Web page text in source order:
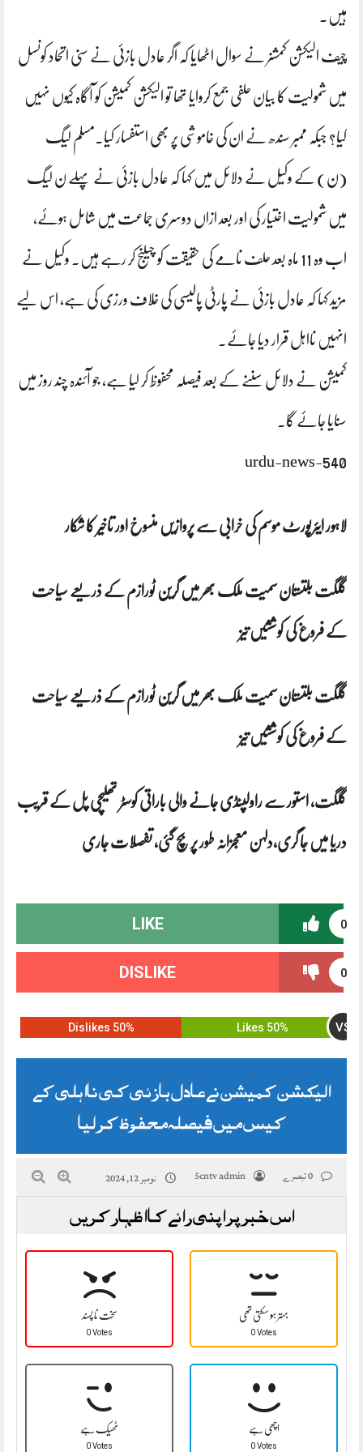
ہیں۔
چیف الیکشن کمشنر نے سوال اٹھایا کہ اگر عادل بازئی نے سنی اتحاد کونسل
میں شمولیت کا بیان حلفی جمع کروایا تھا تو الیکشن کمیشن کو آگاہ کیوں نہیں
کیا؟ جبکہ ممبر سندھ نے ان کی خاموشی پر بھی استفسار کیا۔مسلم لیگ
(ن) کے وکیل نے دلائل میں کہا کہ عادل بازئی نے پہلے ن لیگ
میں شمولیت اختیار کی اور بعد ازاں دوسری جماعت میں شامل ہوئے،
اب وہ 11 ماہ بعد حلف نامے کی حقیقت کو چیلنج کر رہے ہیں۔ وکیل نے
مزید کہا کہ عادل بازئی نے پارٹی پالیسی کی خلاف ورزی کی ہے، اس لیے
انہیں نااہل قرار دیا جائے۔
کمیشن نے دلائل سننے کے بعد فیصلہ محفوظ کر لیا ہے، جو آئندہ چند روز میں
سنایا جائے گا۔
urdu-news-540
لاہور ایئرپورٹ موسم کی خرابی سے پروازیں منسوخ اور تاخیر کا شکار
گلگت بلتستان سمیت ملک بھر میں گرین ٹورازم کے ذریعے سیاحت
کے فروغ کی کوششیں تیز
گلگت بلتستان سمیت ملک بھر میں گرین ٹورازم کے ذریعے سیاحت
کے فروغ کی کوششیں تیز
گلگت، استور سے راولپنڈی جانے والی باراتی کوسٹر تھلیچی پل کے قریب
دریا میں جا گری،دلہن معجزانہ طور پر بچ گئی، تفصلات جاری
0
LIKE
0
DISLIKE
50% Likes VS
50% Dislikes
الیکشن کمیشن نے عادل بازئی کی نااہلی کے
کیس میں فیصلہ محفوظ کر لیا
5cntv admin نومبر 12, 2024
اس خبر پر اپنی رائے کا اظہار کریں
سخت نا پسند
0 Votes
بہتر ہو سکتی تھی
0 Votes
ٹھیک ہے
0 Votes
اچھی ہے
0 Votes